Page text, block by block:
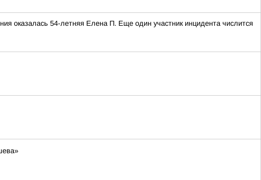
оказалась 54-летняя Елена П. Еще один участник инцидента числится